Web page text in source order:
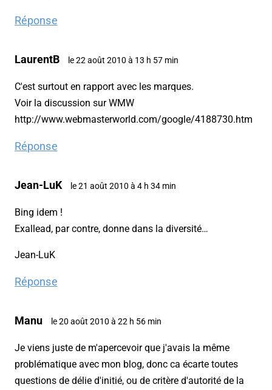
Réponse
LaurentB le 22 août 2010 à 13 h 57 min
C'est surtout en rapport avec les marques.
Voir la discussion sur WMW
http://www.webmasterworld.com/google/4188730.htm
Réponse
Jean-LuK le 21 août 2010 à 4 h 34 min
Bing idem !
Exallead, par contre, donne dans la diversité…
Jean-LuK
Réponse
Manu le 20 août 2010 à 22 h 56 min
Je viens juste de m'apercevoir que j'avais la même
problématique avec mon blog, donc ca écarte toutes
questions de délie d'initié, ou de critère d'autorité de la